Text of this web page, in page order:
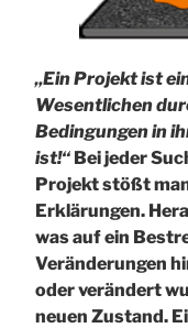
„Ein Projekt ist
Wesentlichen
Bedingungen in
ist!“ Bei jeder
Projekt stößt
Erklärungen.
was auf ein
Veränderungen
oder verändert
neuen Zustand.